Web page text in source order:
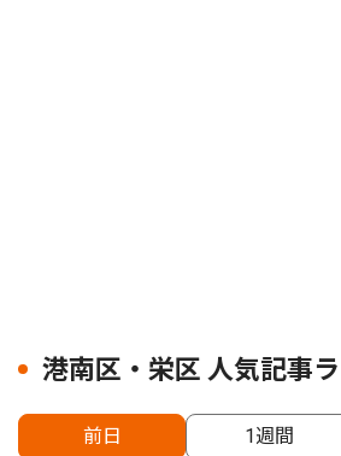
港南区・栄区 人気記事
前日 1週間